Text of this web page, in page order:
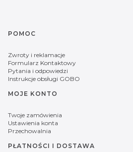
Linki w stopce
POMOC
Zwroty i reklamacje
Formularz Kontaktowy
Pytania i odpowiedzi
Instrukcje obsługi GOBO
MOJE KONTO
Twoje zamówienia
Ustawienia konta
Przechowalnia
PŁATNOŚCI I DOSTAWA